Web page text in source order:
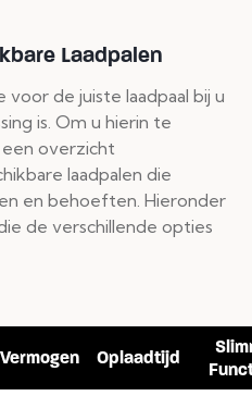
Laadpalen
de juiste laadpaal bij u
is. Om u hierin te
overzicht
laadpalen die
en behoeften. Hieronder
de verschillende opties
Vermogen Oplaadtijd